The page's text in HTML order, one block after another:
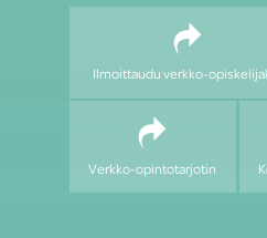
Ilmoittaudu verkko-
Verkko-opintotarjotin